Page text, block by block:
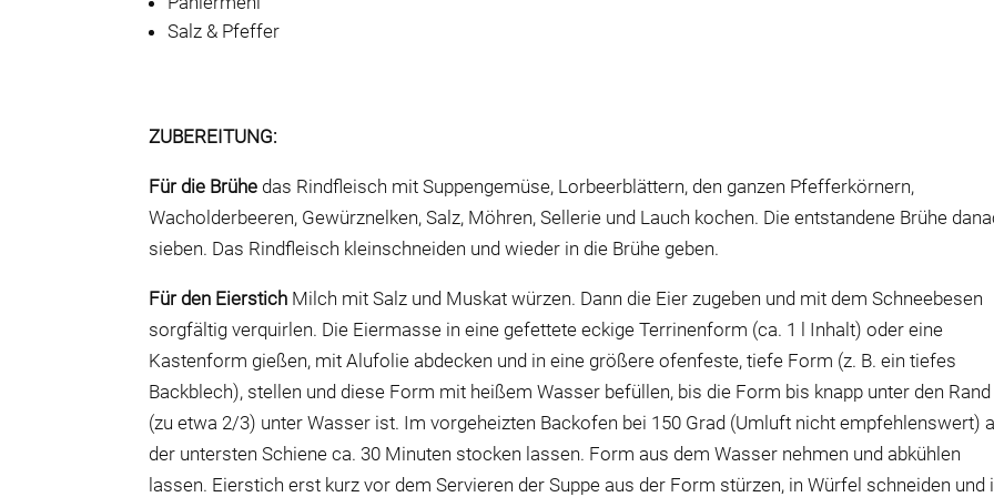
Salz & Pfeffer
ZUBEREITUNG:
Für die Brühe das Rindfleisch mit Suppengemüse, Lorbeerblättern, den ganzen Pfefferkörnern,
Wacholderbeeren, Gewürznelken, Salz, Möhren, Sellerie und Lauch kochen. Die entstandene Brühe
sieben. Das Rindfleisch kleinschneiden und wieder in die Brühe geben.
Für den Eierstich Milch mit Salz und Muskat würzen. Dann die Eier zugeben und mit dem Schneebesen
sorgfältig verquirlen. Die Eiermasse in eine gefettete eckige Terrinenform (ca. 1 l Inhalt) oder eine
Kastenform gießen, mit Alufolie abdecken und in eine größere ofenfeste, tiefe Form (z. B. ein tiefes
Backblech), stellen und diese Form mit heißem Wasser befüllen, bis die Form bis knapp unter den Rand
(zu etwa 2/3) unter Wasser ist. Im vorgeheizten Backofen bei 150 Grad (Umluft nicht empfehlenswert)
der untersten Schiene ca. 30 Minuten stocken lassen. Form aus dem Wasser nehmen und abkühlen
lassen. Eierstich erst kurz vor dem Servieren der Suppe aus der Form stürzen, in Würfel schneiden und